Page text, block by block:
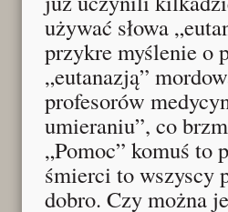
używać słowa
przykre myślenie o
„eutanazją”
profesorów
umieraniu”, co
„Pomoc” komuś to
śmierci to wszyscy
dobro. Czy można